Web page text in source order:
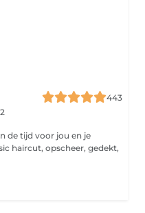
443
de tijd voor jou en je
haircut, opscheer, gedekt,